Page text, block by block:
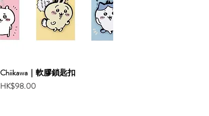
Chiikawa｜軟膠鎖匙扣
Price
HK$98.00